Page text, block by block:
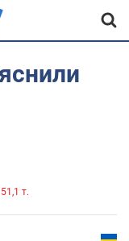
51,1 т.